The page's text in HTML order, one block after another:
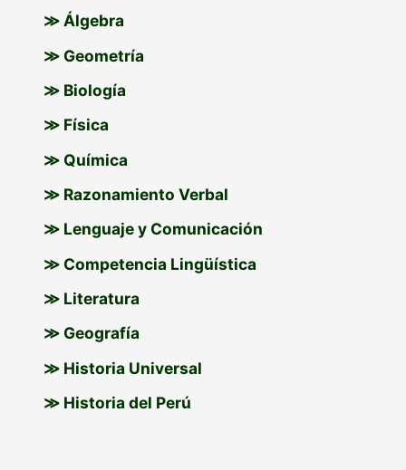
≫ Álgebra
≫ Geometría
≫ Biología
≫ Física
≫ Química
≫ Razonamiento Verbal
≫ Lenguaje y Comunicación
≫ Competencia Lingüística
≫ Literatura
≫ Geografía
≫ Historia Universal
≫ Historia del Perú